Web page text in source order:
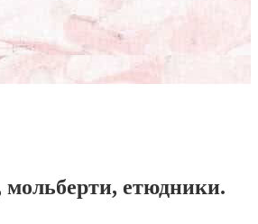
мольберти, етюдники.